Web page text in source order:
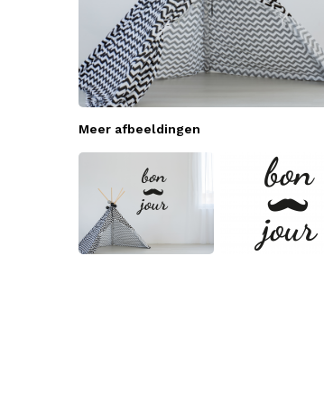
Meer afbeeldingen